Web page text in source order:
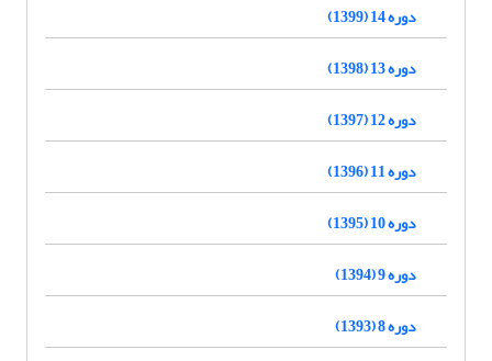
دوره 14 (1399)
دوره 13 (1398)
دوره 12 (1397)
دوره 11 (1396)
دوره 10 (1395)
دوره 9 (1394)
دوره 8 (1393)